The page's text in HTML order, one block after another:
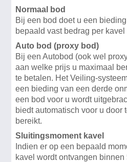
Normaal bod
Bij een bod doet u een
bepaald vast bedrag per kavel
Auto bod (proxy bod)
Bij een Autobod (ook wel
aan welke prijs u maximaal
te betalen. Het Veiling-
een bieding van een derde
een bod voor u wordt
biedt automatisch voor u door
bereikt.
Sluitingsmoment kavel
Indien er op een bepaald
kavel wordt ontvangen